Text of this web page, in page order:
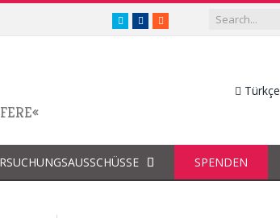
twitter.com/nsuwatch
facebook.com/nsuwatch
RSS
Türkçe
SPENDEN